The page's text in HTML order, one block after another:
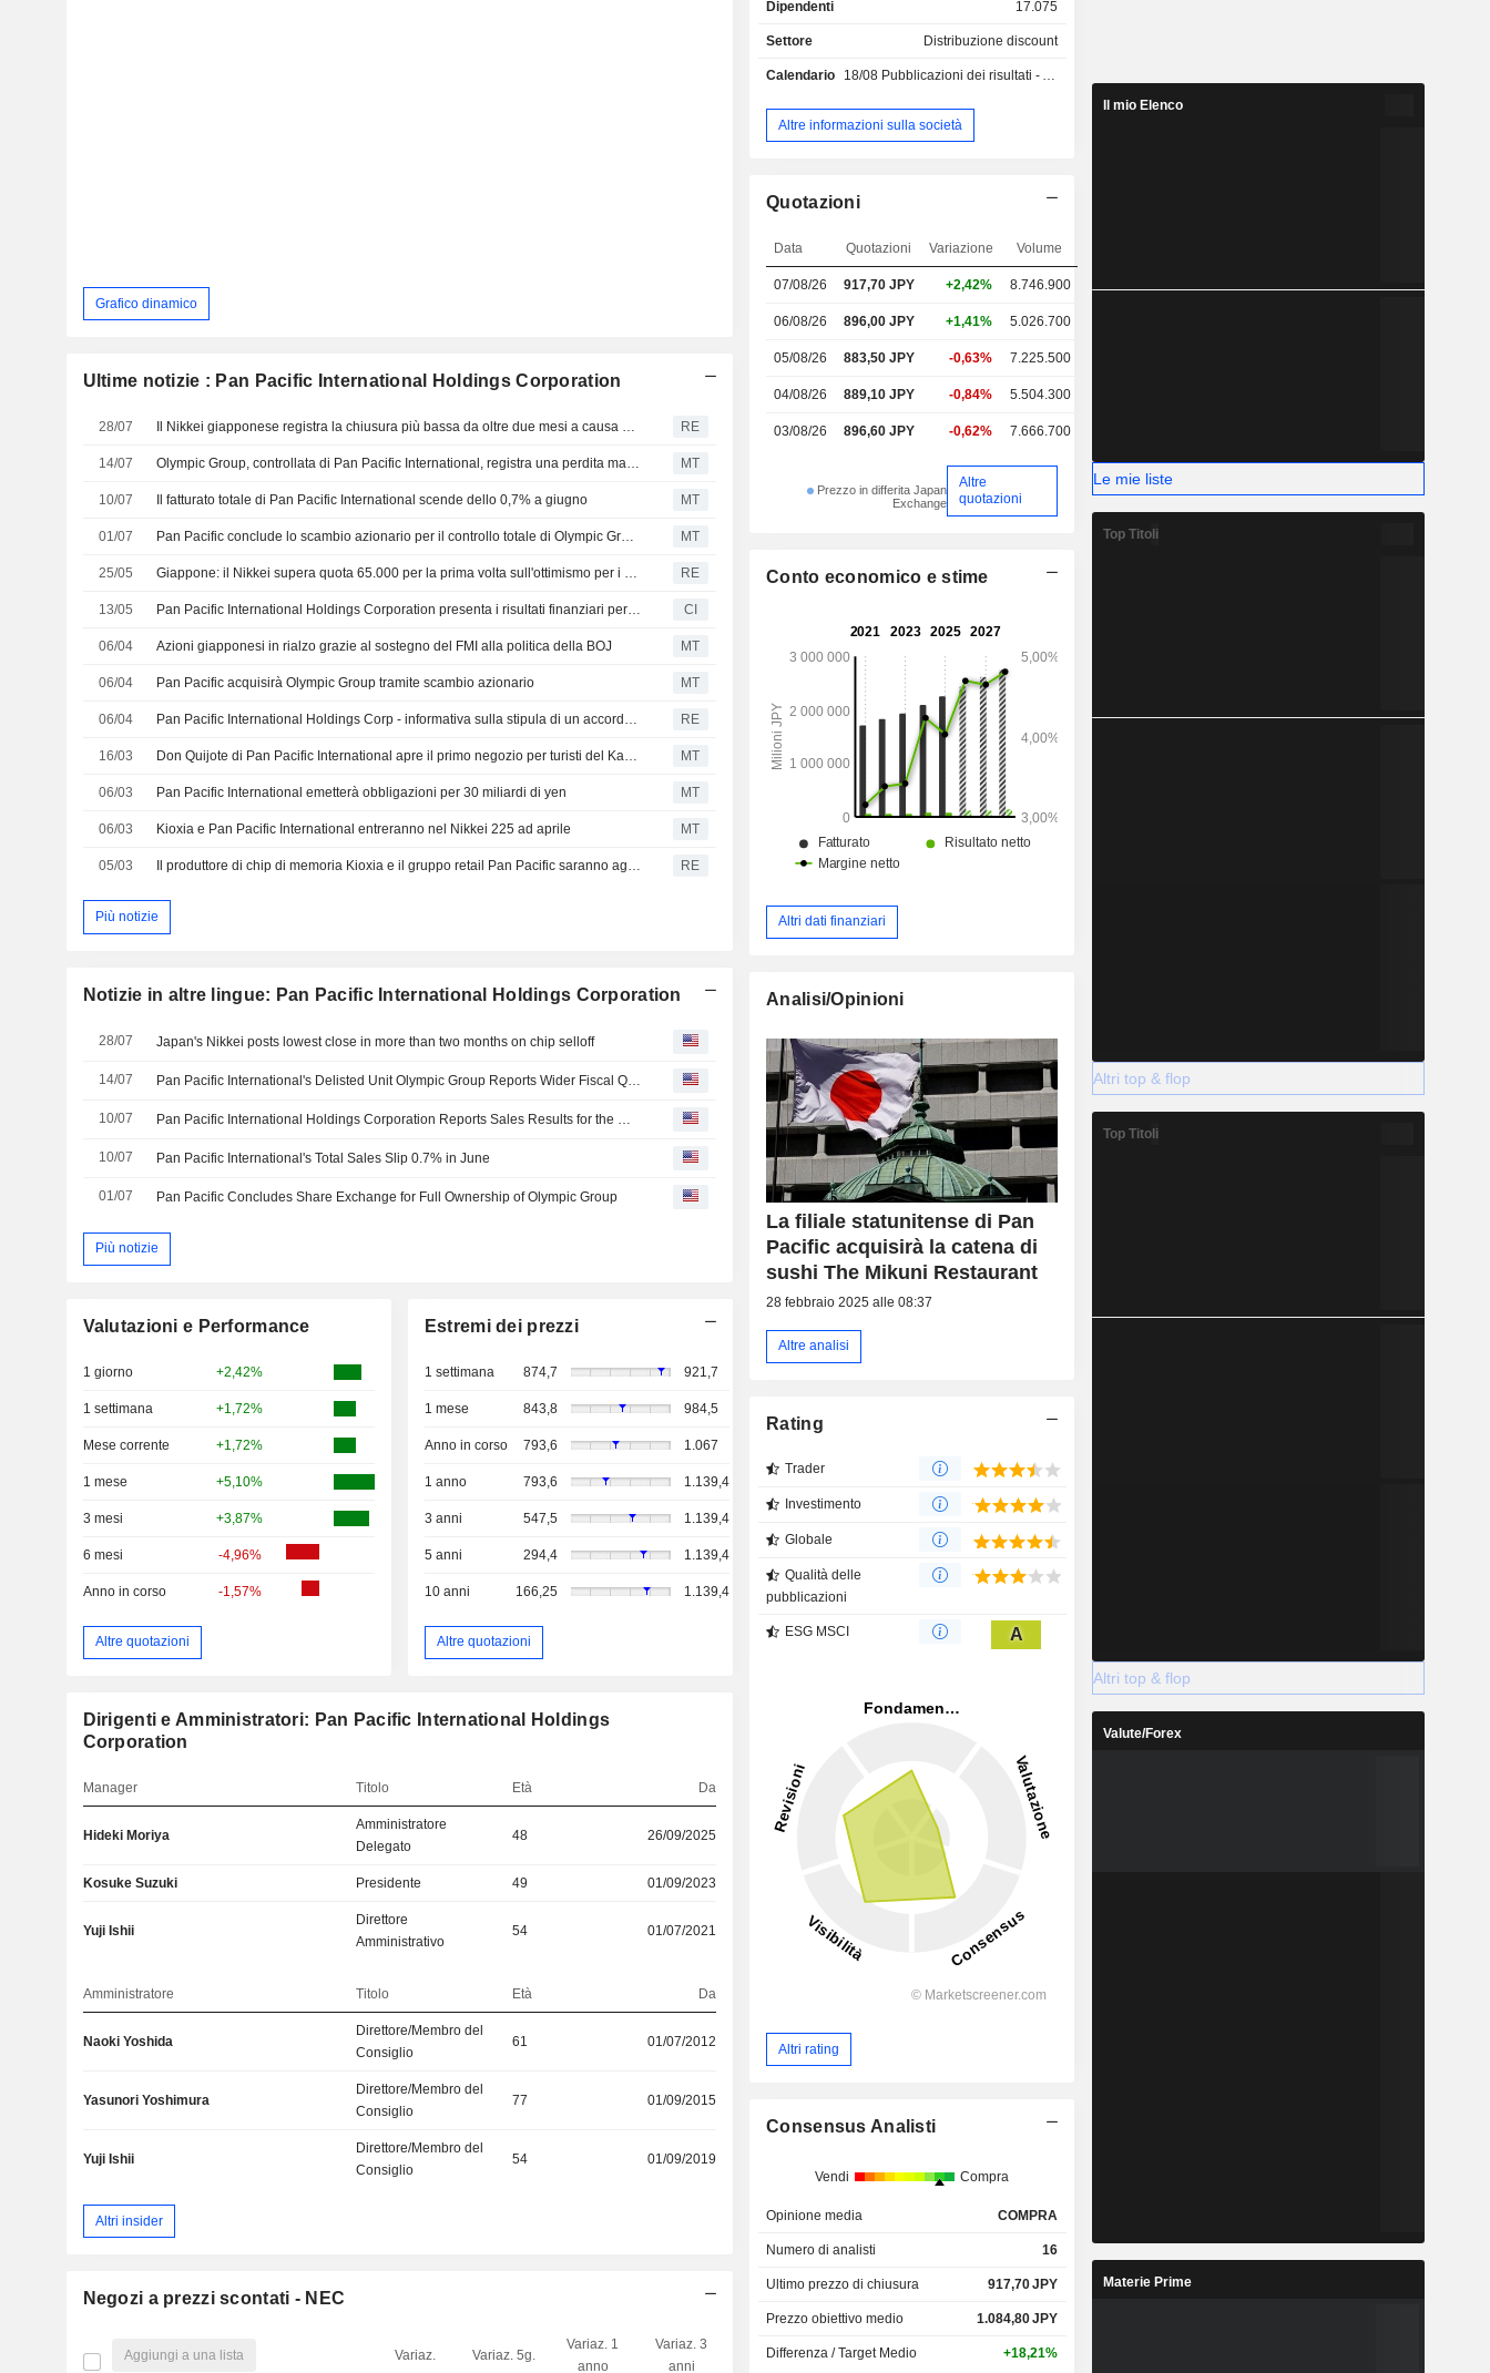
Grafico dinamico
Ultime notizie : Pan Pacific International Holdings Corporation
28/07 Il Nikkei giapponese registra la chiusura più bassa da oltre due mesi a causa del selloff sui chip RE
14/07 Olympic Group, controllata di Pan Pacific International, registra una perdita maggiore nel primo trimestre fiscale MT
10/07 Il fatturato totale di Pan Pacific International scende dello 0,7% a giugno MT
01/07 Pan Pacific conclude lo scambio azionario per il controllo totale di Olympic Group MT
25/05 Giappone: il Nikkei supera quota 65.000 per la prima volta sull'ottimismo per i colloqui con l'Iran RE
13/05 Pan Pacific International Holdings Corporation presenta i risultati finanziari per i nove mesi conclusi il 31 marzo 2026 CI
06/04 Azioni giapponesi in rialzo grazie al sostegno del FMI alla politica della BOJ MT
06/04 Pan Pacific acquisirà Olympic Group tramite scambio azionario MT
06/04 Pan Pacific International Holdings Corp - informativa sulla stipula di un accordo di concambio azionario tra Pan Pacific International Holdings Corporation (Ppih) e Olympic Group Corporation e variazione dello status di controllata di Ppih RE
16/03 Don Quijote di Pan Pacific International apre il primo negozio per turisti del Kansai nel centro di Kyoto MT
06/03 Pan Pacific International emetterà obbligazioni per 30 miliardi di yen MT
06/03 Kioxia e Pan Pacific International entreranno nel Nikkei 225 ad aprile MT
05/03 Il produttore di chip di memoria Kioxia e il gruppo retail Pan Pacific saranno aggiunti all'indice Nikkei RE
Più notizie
Notizie in altre lingue: Pan Pacific International Holdings Corporation
28/07 Japan's Nikkei posts lowest close in more than two months on chip selloff
14/07
10/07
10/07 Pan Pacific International's Total Sales Slip 0.7% in June
01/07 Pan Pacific Concludes Share Exchange for Full Ownership of Olympic Group
Più notizie
Valutazioni e Performance
1 giorno +2,42%
1 settimana +1,72%
Mese corrente +1,72%
1 mese +5,10%
3 mesi +3,87%
6 mesi -4,96%
Anno in corso -1,57%
Altre quotazioni
Estremi dei prezzi
1 settimana 874,7 921,7
1 mese 843,8 984,5
Anno in corso 793,6 1.067
1 anno 793,6 1.139,4
3 anni 547,5 1.139,4
5 anni 294,4 1.139,4
10 anni 166,25 1.139,4
Altre quotazioni
Dirigenti e Amministratori: Pan Pacific International Holdings
Corporation
Manager Titolo Età Da
Hideki Moriya
Amministratore
Delegato
48 26/09/2025
Kosuke Suzuki Presidente 49 01/09/2023
Yuji Ishii
Direttore
Amministrativo
54 01/07/2021
Amministratore Titolo Età Da
Naoki Yoshida
Direttore/Membro del
Consiglio
61 01/07/2012
Yasunori Yoshimura
Direttore/Membro del
Consiglio
77 01/09/2015
Yuji Ishii
Direttore/Membro del
Consiglio
54 01/09/2019
Altri insider
Negozi a prezzi scontati - NEC
Aggiungi a una lista Variaz. Variaz. 5g.
Variaz. 1
anno
Variaz. 3
anni
Capi.($)
per il fai da te, così come il funzionamento di
grande convenienza e negozio di sconto sotto il
famiglie sotto il nome di MEGA Don Quijote,
Nagasakiya e il centro di casa sotto il nome Doit.
Il segmento Tenant Leasing attira e gestisce
fornitura di attività immobiliari, attività di
Dipendenti 17.075
Settore Distribuzione discount
Calendario 18/08 Pubblicazioni dei risultati - Annuale 2026
Altre informazioni sulla società
Quotazioni
Data Quotazioni Variazione Volume
07/08/26 917,70 JPY +2,42% 8.746.900
06/08/26 896,00 JPY +1,41% 5.026.700
05/08/26 883,50 JPY -0,63% 7.225.500
04/08/26 889,10 JPY -0,84% 5.504.300
03/08/26 896,60 JPY -0,62% 7.666.700
Prezzo in differita Japan
Exchange
Altre
quotazioni
Conto economico e stime
Altri dati finanziari
Analisi/Opinioni
La filiale statunitense di Pan
Pacific acquisirà la catena di
sushi The Mikuni Restaurant
28 febbraio 2025 alle 08:37
Altre analisi
Rating
Trader
Investimento
Globale
Qualità delle
pubblicazioni
ESG MSCI A
Altri rating
Consensus Analisti
Vendi Compra
Opinione media COMPRA
Numero di analisti 16
Ultimo prezzo di chiusura 917,70JPY
Prezzo obiettivo medio 1.084,80JPY
Differenza / Target Medio +18,21%
Il mio Elenco
Le mie liste
Top Titoli
Altri top & flop
Top Titoli
Altri top & flop
Valute/Forex
Materie Prime